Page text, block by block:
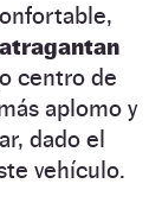
atragantan
centro de
aplomo y
dado el
vehículo.